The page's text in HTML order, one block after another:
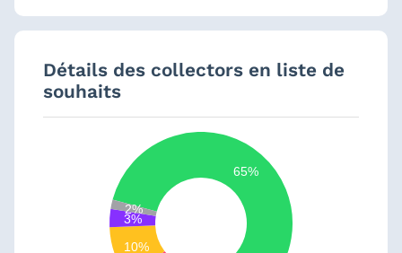
Détails des collectors en liste de
souhaits
65%
10%
3%
2%